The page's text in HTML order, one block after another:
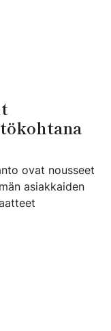
ovat nousseet
asiakkaiden